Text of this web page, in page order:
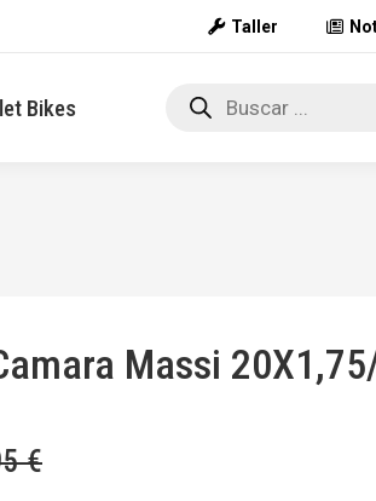
Taller
Bikes
Búsqueda
Massi
€